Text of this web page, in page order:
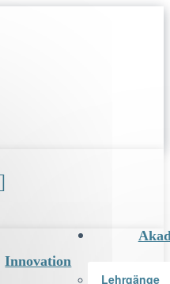
Innovation
Lehrgänge